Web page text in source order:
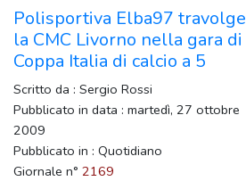
Polisportiva Elba97 travolge
la CMC Livorno nella gara di
Coppa Italia di calcio a 5
Scritto da : Sergio Rossi
Pubblicato in data : martedì, 27 ottobre
2009
Pubblicato in : Quotidiano
Giornale n° 2169